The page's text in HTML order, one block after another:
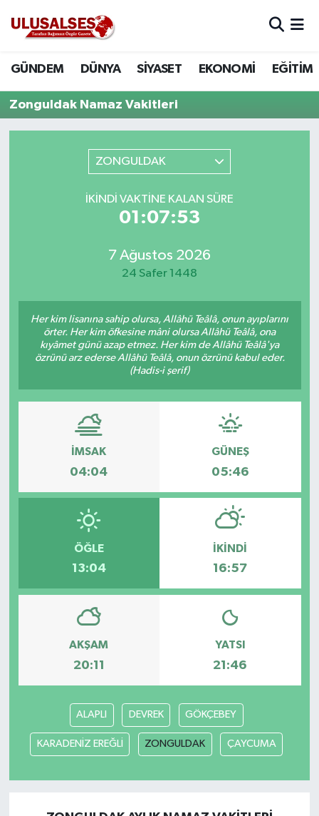
GÜNDEM DÜNYA SİYASET EKONOMİ EĞİTİM
Zonguldak Namaz Vakitleri
ZONGULDAK
İKINDI VAKTINE KALAN SÜRE
01:07:53
7 Ağustos 2026
24 Safer 1448
Her kim lisanına sahip olursa, Allâhü Teâlâ, onun ayıplarını
örter. Her kim öfkesine mâni olursa Allâhü Teâlâ, ona
kıyâmet günü azap etmez. Her kim de Allâhü Teâlâ'ya
özrünü arz ederse Allâhü Teâlâ, onun özrünü kabul eder.
(Hadis-i şerif)
İMSAK
04:04
GÜNEŞ
05:46
ÖĞLE
13:04
İKINDI
16:57
AKŞAM
20:11
YATSI
21:46
ALAPLI DEVREK GÖKÇEBEY
KARADENİZ EREĞLİ ZONGULDAK ÇAYCUMA
DÜNYA
EKONOMİ
Trafik Durumu
Tüm Manşetler
Son Dakika Haberleri